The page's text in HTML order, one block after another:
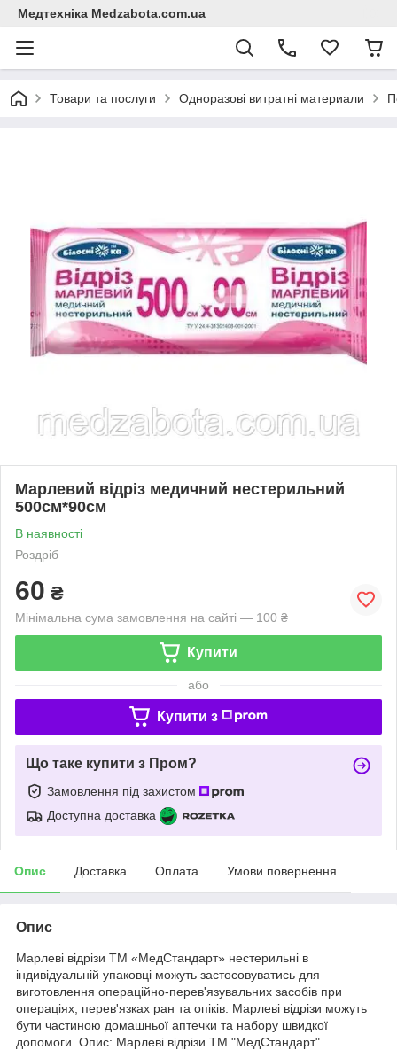
Медтехніка Medzabota.com.ua
Товари та послуги Одноразові витратні материали
Марлевий відріз медичний нестерильний
500см*90см
В наявності
Роздріб
60 ₴
Мінімальна сума замовлення на сайті — 100 ₴
Купити
або
Купити з
Що таке купити з Пром?
Замовлення під захистом
Доступна доставка
Опис Доставка Оплата Умови повернення
Опис
Марлеві відрізи ТМ «МедСтандарт» нестерильні в
індивідуальній упаковці можуть застосовуватись для
виготовлення операційно-перев'язувальних засобів при
операціях, перев'язках ран та опіків. Марлеві відрізи можуть
бути частиною домашньої аптечки та набору швидкої
допомоги. Опис: Марлеві відрізи ТМ "МедСтандарт"